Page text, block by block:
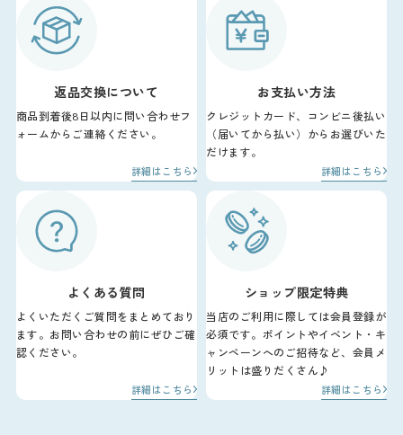
返品交換について
商品到着後8日以内に問い合わせフ
ォームからご連絡ください。
詳細はこちら
お支払い方法
クレジットカード、コンビニ後払い
（届いてから払い）からお選びいた
だけます。
詳細はこちら
よくある質問
よくいただくご質問をまとめており
ます。お問い合わせの前にぜひご確
認ください。
詳細はこちら
ショップ限定特典
当店のご利用に際しては会員登録が
必須です。ポイントやイベント・キ
ャンペーンへのご招待など、会員メ
リットは盛りだくさん♪
詳細はこちら